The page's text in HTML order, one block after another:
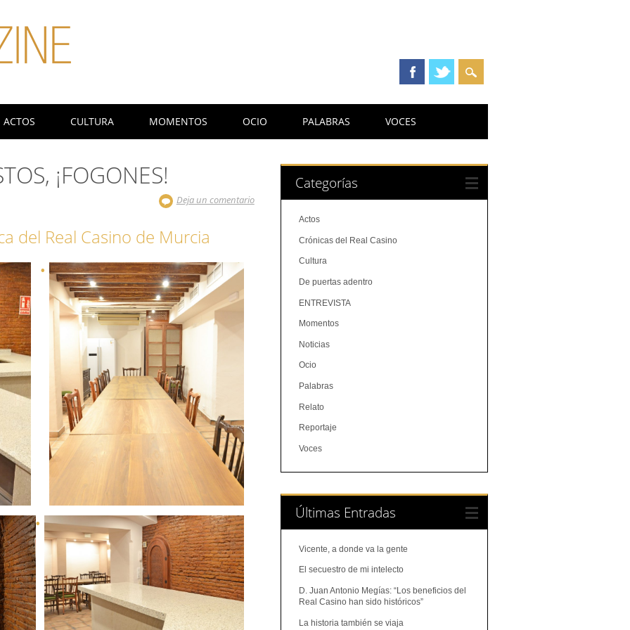
ACTOS CULTURA MOMENTOS OCIO PALABRAS VOCES
¡FOGONES!
Deja un comentario
del Real Casino de Murcia
Categorías
Actos
Crónicas del Real Casino
Cultura
De puertas adentro
ENTREVISTA
Momentos
Noticias
Ocio
Palabras
Relato
Reportaje
Voces
Últimas Entradas
Vicente, a donde va la gente
El secuestro de mi intelecto
D. Juan Antonio Megías: “Los beneficios del
Real Casino han sido históricos”
La historia también se viaja